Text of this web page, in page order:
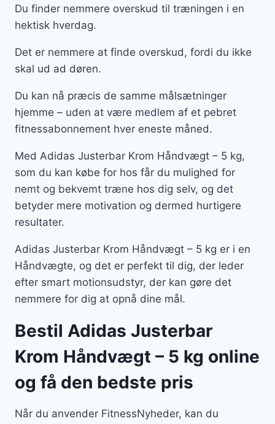
Du finder nemmere overskud til træningen i en
hektisk hverdag.
Det er nemmere at finde overskud, fordi du ikke
skal ud ad døren.
Du kan nå præcis de samme målsætninger
hjemme – uden at være medlem af et pebret
fitnessabonnement hver eneste måned.
Med Adidas Justerbar Krom Håndvægt – 5 kg,
som du kan købe for hos får du mulighed for
nemt og bekvemt træne hos dig selv, og det
betyder mere motivation og dermed hurtigere
resultater.
Adidas Justerbar Krom Håndvægt – 5 kg er i en
Håndvægte, og det er perfekt til dig, der leder
efter smart motionsudstyr, der kan gøre det
nemmere for dig at opnå dine mål.
Bestil Adidas Justerbar
Krom Håndvægt – 5 kg online
og få den bedste pris
Når du anvender FitnessNyheder, kan du